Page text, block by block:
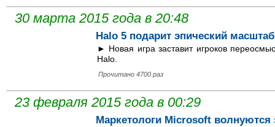
30 марта 2015 года в 20:48
Halo 5 подарит эпический
► Новая игра заставит игроков
Halo.
Прочитано 4700 раз
23 февраля 2015 года в 00:29
Маркетологи Microsoft волнуются